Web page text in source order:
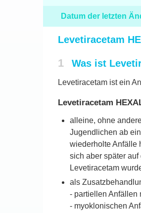
Datum der letzten
Levetiracetam
1 Was ist
Levetiracetam ist ein
Levetiracetam
alleine, ohne
Jugendlichen ab
wiederholte Anfälle
sich aber später
Levetiracetam
als
- partiellen Anfällen
- myoklonischen